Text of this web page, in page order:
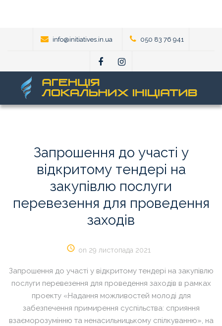
info@initiatives.in.ua 050 83 76 941
Запрошення до участі у
відкритому тендері на
закупівлю послуги
перевезення для проведення
заходів
on 29 листопада 2021
Запрошення до участі у відкритому тендері на закупівлю
послуги перевезення для проведення заходів в рамках
проекту «Надання можливостей молоді для
забезпечення примирення суспільства: сприяння
взаєморозумінню та ненасильницькому спілкуванню», на